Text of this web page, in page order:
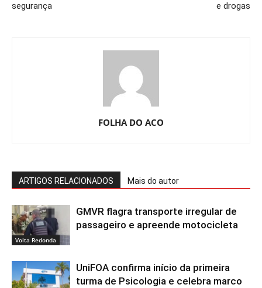
segurança
e drogas
FOLHA DO ACO
ARTIGOS RELACIONADOS Mais do autor
Volta Redonda
GMVR flagra transporte irregular de
passageiro e apreende motocicleta
UniFOA confirma início da primeira
turma de Psicologia e celebra marco